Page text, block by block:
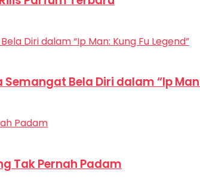
Bela Diri dalam “Ip
Tak Pernah Padam